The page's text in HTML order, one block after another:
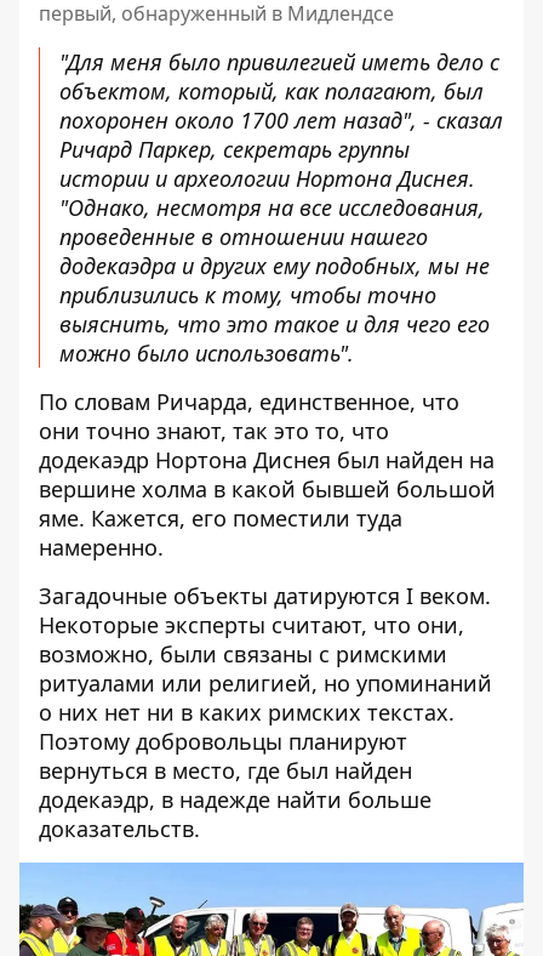
первый, обнаруженный в Мидлендсе
"Для меня было привилегией иметь дело с
объектом, который, как полагают, был
похоронен около 1700 лет назад", - сказал
Ричард Паркер, секретарь группы
истории и археологии Нортона Диснея.
"Однако, несмотря на все исследования,
проведенные в отношении нашего
додекаэдра и других ему подобных, мы не
приблизились к тому, чтобы точно
выяснить, что это такое и для чего его
можно было использовать".
По словам Ричарда, единственное, что
они точно знают, так это то, что
додекаэдр Нортона Диснея был найден на
вершине холма в какой бывшей большой
яме. Кажется, его поместили туда
намеренно.
Загадочные объекты датируются I веком.
Некоторые эксперты считают, что они,
возможно, были связаны с римскими
ритуалами или религией, но упоминаний
о них нет ни в каких римских текстах.
Поэтому добровольцы планируют
вернуться в место, где был найден
додекаэдр, в надежде найти больше
доказательств.